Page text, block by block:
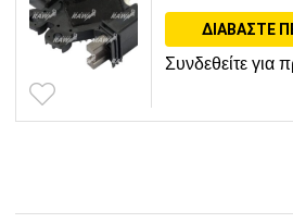
ΔΙΑΒΆΣΤΕ
Συνδεθείτε για